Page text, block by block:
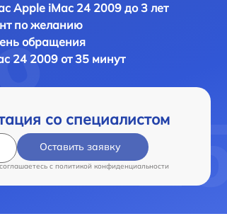
Apple iMac 24 2009 до 3 лет
по желанию
обращения
24 2009 от 35 минут
со специалистом
Оставить заявку
c политикой конфиденциальности